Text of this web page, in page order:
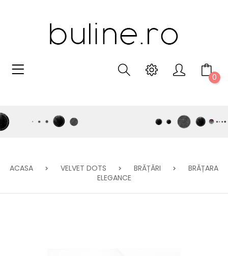
0
ACASA VELVET DOTS BRĂȚĂRI
BRĂȚARA
ELEGANCE